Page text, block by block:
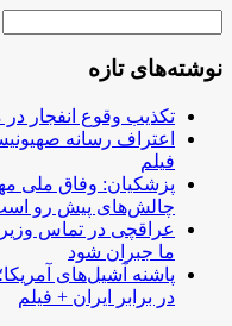
نوشته‌های تازه
تکذیب وقوع انفجار
اعتراف رسانه
فیلم
پزشکیان: وفاق ملی
چالش‌های پیش رو
عراقچی در تماس
ما جبران شود
پاشنه آشیل‌های
در برابر ایران + فیلم